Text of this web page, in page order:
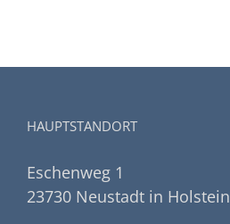
HAUPTSTANDORT
Eschenweg 1
23730 Neustadt in Holstein